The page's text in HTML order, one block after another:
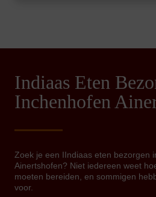
Indiaas Eten
Inchenhofen
Zoek je een IIndiaas eten bezorgen
Ainertshofen? Niet iedereen weet
moeten bereiden, en sommigen
voor.